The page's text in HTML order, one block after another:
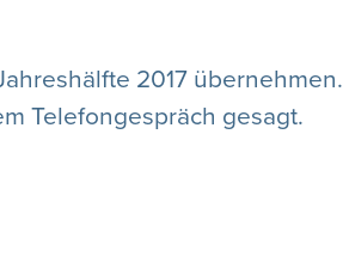
2017 übernehmen.
Telefongespräch gesagt.